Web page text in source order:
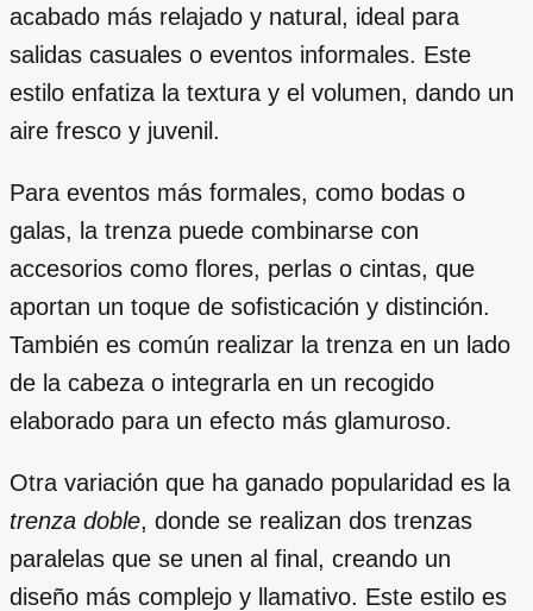
acabado más relajado y natural, ideal para
salidas casuales o eventos informales. Este
estilo enfatiza la textura y el volumen, dando un
aire fresco y juvenil.
Para eventos más formales, como bodas o
galas, la trenza puede combinarse con
accesorios como flores, perlas o cintas, que
aportan un toque de sofisticación y distinción.
También es común realizar la trenza en un lado
de la cabeza o integrarla en un recogido
elaborado para un efecto más glamuroso.
Otra variación que ha ganado popularidad es la
trenza doble, donde se realizan dos trenzas
paralelas que se unen al final, creando un
diseño más complejo y llamativo. Este estilo es